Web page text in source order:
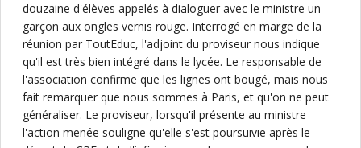
douzaine d'élèves appelés à dialoguer avec le ministre un
garçon aux ongles vernis rouge. Interrogé en marge de la
réunion par ToutEduc, l'adjoint du proviseur nous indique
qu'il est très bien intégré dans le lycée. Le responsable de
l'association confirme que les lignes ont bougé, mais nous
fait remarquer que nous sommes à Paris, et qu'on ne peut
généraliser. Le proviseur, lorsqu'il présente au ministre
l'action menée souligne qu'elle s'est poursuivie après le